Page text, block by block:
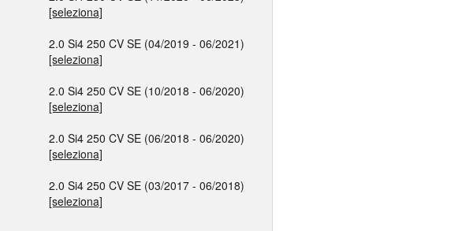
[seleziona]
2.0 Si4 250 CV SE (04/2019 - 06/2021)
[seleziona]
2.0 Si4 250 CV SE (10/2018 - 06/2020)
[seleziona]
2.0 Si4 250 CV SE (06/2018 - 06/2020)
[seleziona]
2.0 Si4 250 CV SE (03/2017 - 06/2018)
[seleziona]